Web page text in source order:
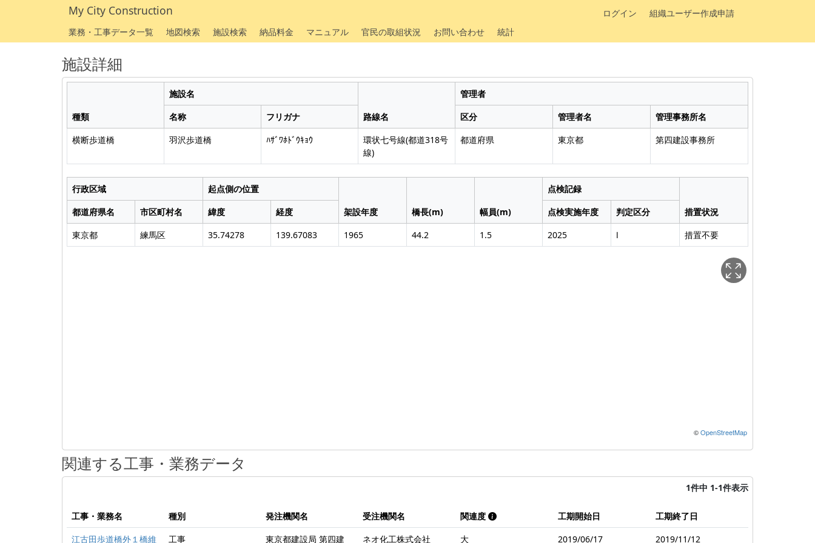
My City Construction ログイン
組織ユーザー作成申請
業務・工事データ一覧
地図検索 施設検索 納品料金 マニュアル 官民の取組状況 お問い合わせ 統計
施設詳細
種類
施設名
路線名
管理者
名称
フリガナ 区分 管理者名
管理事務所名
横断歩道橋
羽沢歩道橋 ﾊｻﾞﾜﾎﾄﾞｳｷｮｳ
環状七号線(都道318号
線)
都道府県 東京都 第四建設事務所
行政区域
起点側の位置
架設年度
橋長(m) 幅員(m)
点検記録
措置状況
都道府県名 市区町村名 緯度 経度 点検実施年度
判定区分
東京都
練馬区 35.74278 139.67083 1965 44.2 1.5 2025 Ⅰ 措置不要
©OpenStreetMap
関連する工事・業務データ
1件中 1-1件表示
工事・業務名 種別 発注機関名 受注機関名 関連度 工期開始日
工期終了日
江古田歩道橋外１橋維
工事 東京都建設局 第四建 ネオ化工株式会社 大 2019/06/17 2019/11/12